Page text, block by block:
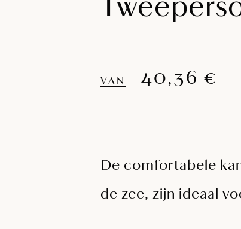
VAN 40,36 €
De comfortabele
de zee, zijn ideaal